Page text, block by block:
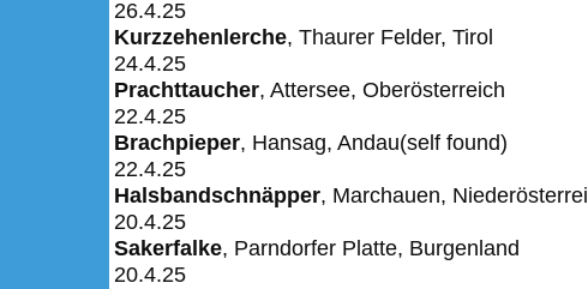
26.4.25
Kurzzehenlerche, Thaurer Felder, Tirol
24.4.25
Prachttaucher, Attersee, Oberösterreich
22.4.25
Brachpieper, Hansag, Andau(self found)
22.4.25
Halsbandschnäpper, Marchauen,
20.4.25
Sakerfalke, Parndorfer Platte, Burgenland
20.4.25